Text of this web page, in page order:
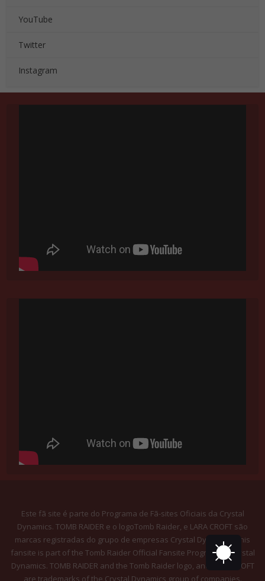
YouTube
Twitter
Instagram
Este fã site é parte do Programa de Fã-sites Oficiais da Crystal
Dynamics. TOMB RAIDER e o logoTomb Raider, e LARA CROFT são
marcas registradas do grupo de empresas Crystal Dynamics. This
fansite is part of the Tomb Raider Official Fansite Program by Crystal
Dynamics. TOMB RAIDER and the Tomb Raider logo, and LARA CROFT
are trademarks of the Crystal Dynamics group of companies.